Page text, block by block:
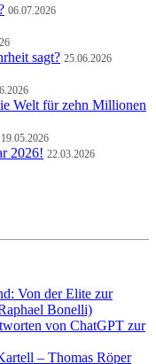
06.07.2026
sagt? 25.06.2026
Welt für zehn Millionen
19.05.2026
2026! 22.03.2026
Von der Elite zur
Bonelli)
von ChatGPT zur
– Thomas Röper